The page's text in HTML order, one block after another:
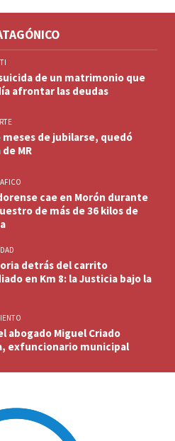
de un matrimonio que
afrontar las deudas
meses de jubilarse, quedó
MR
cae en Morón durante
de más de 36 kilos de
detrás del carrito
en Km 8: la Justicia bajo la
abogado Miguel Criado
exfuncionario municipal